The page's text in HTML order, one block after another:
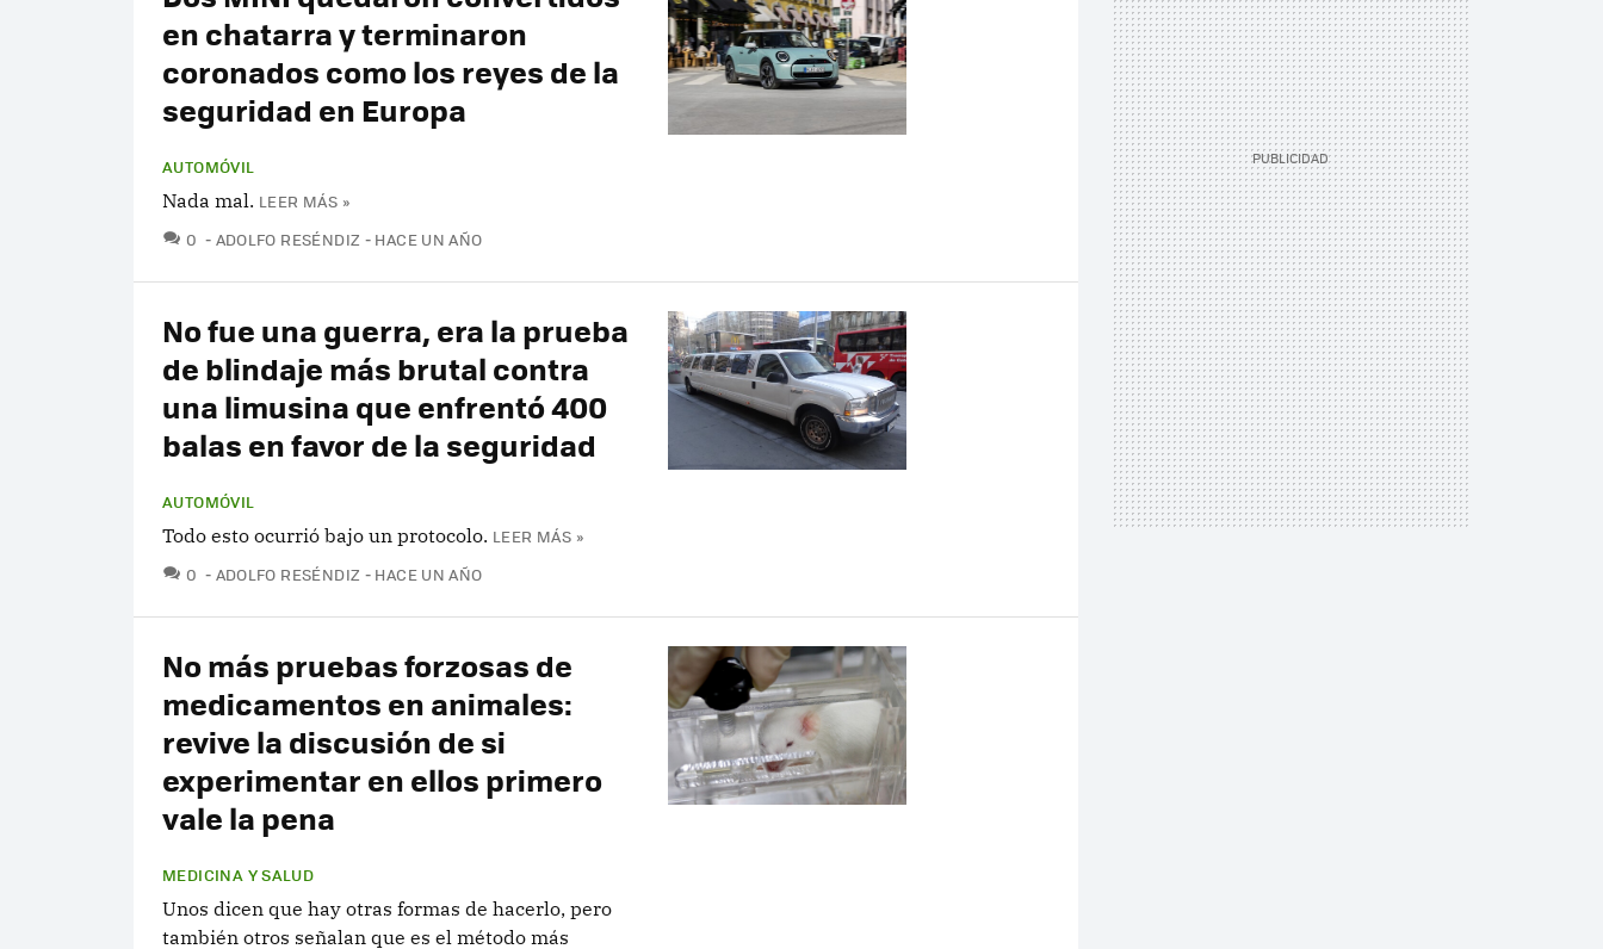
en chatarra y terminaron
coronados como los reyes de la
seguridad en Europa
AUTOMÓVIL
Nada mal. LEER MÁS »
0 COMENTARIOS
ADOLFO RESÉNDIZ HACE UN AÑO
No fue una guerra, era la prueba
de blindaje más brutal contra
una limusina que enfrentó 400
balas en favor de la seguridad
AUTOMÓVIL
Todo esto ocurrió bajo un protocolo. LEER MÁS »
0 COMENTARIOS
ADOLFO RESÉNDIZ HACE UN AÑO
No más pruebas forzosas de
medicamentos en animales:
revive la discusión de si
experimentar en ellos primero
vale la pena
MEDICINA Y SALUD
Unos dicen que hay otras formas de hacerlo, pero
también otros señalan que es el método más